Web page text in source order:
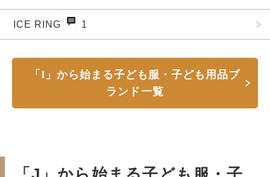
ICE RING 1
「I」から始まる子ども服・子ども用品ブ
ランド一覧